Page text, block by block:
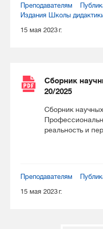
Преподавателям
Издания Школы
15 мая 2023 г.
Сборник
20/2025
Сборник
реальность и
Преподавателям
15 мая 2023 г.